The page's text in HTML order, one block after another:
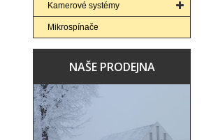
Kamerové systémy
Mikrospínače
NAŠE PRODEJNA